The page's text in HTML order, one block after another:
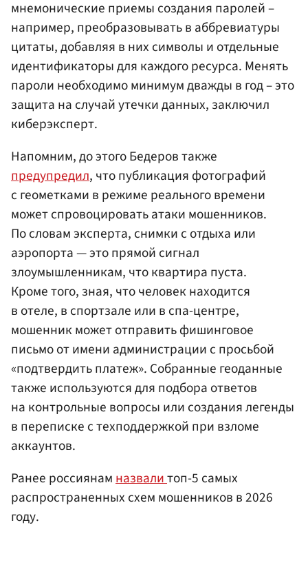
мнемонические приемы создания паролей –
например, преобразовывать в аббревиатуры
цитаты, добавляя в них символы и отдельные
идентификаторы для каждого ресурса. Менять
пароли необходимо минимум дважды в год – это
защита на случай утечки данных, заключил
киберэксперт.
Напомним, до этого Бедеров также
предупредил, что публикация фотографий
с геометками в режиме реального времени
может спровоцировать атаки мошенников.
По словам эксперта, снимки с отдыха или
аэропорта — это прямой сигнал
злоумышленникам, что квартира пуста.
Кроме того, зная, что человек находится
в отеле, в спортзале или в спа-центре,
мошенник может отправить фишинговое
письмо от имени администрации с просьбой
«подтвердить платеж». Собранные геоданные
также используются для подбора ответов
на контрольные вопросы или создания легенды
в переписке с техподдержкой при взломе
аккаунтов.
Ранее россиянамназвалитоп-5 самых
распространенных схем мошенников в 2026
году.